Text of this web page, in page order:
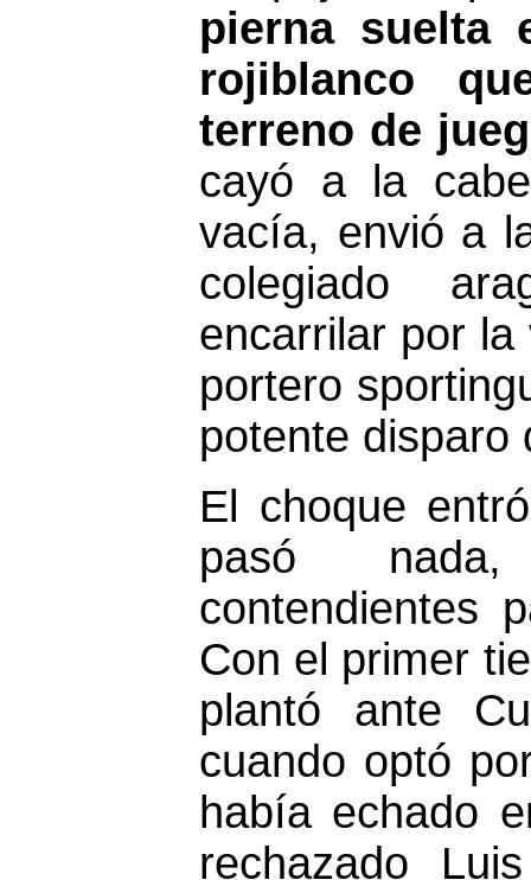
pierna suelta
rojiblanco
terreno de
cayó a la
vacía, envió a
colegiado
encarrilar por
portero
potente disparo
El choque
pasó nada,
contendientes
Con el primer
plantó ante
cuando optó
había echado
rechazado